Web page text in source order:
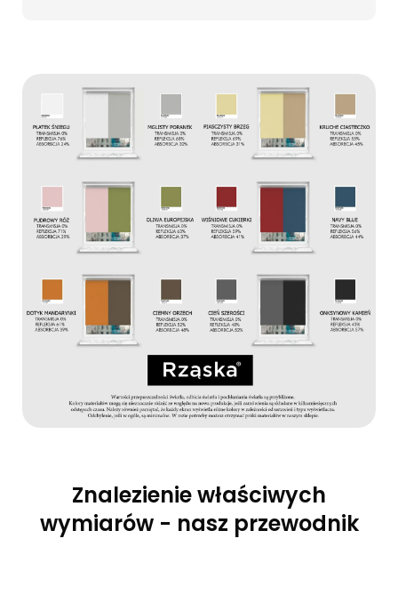
Znalezienie właściwych
wymiarów - nasz przewodnik